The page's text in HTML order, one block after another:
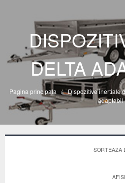
DELTA
Pagina principala / Dispozitive inertiale
adaptabil
SORTEAZA